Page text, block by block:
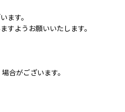
ます。
すようお願いいたします。
合がございます。